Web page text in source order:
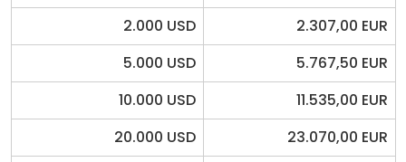
2.000 USD
2.307,00 EUR
5.000 USD
5.767,50 EUR
10.000 USD
11.535,00 EUR
20.000 USD
23.070,00 EUR